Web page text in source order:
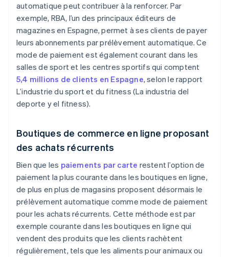
automatique peut contribuer à la renforcer. Par
exemple, RBA, l’un des principaux éditeurs de
magazines en Espagne, permet à ses clients de payer
leurs abonnements par prélèvement automatique. Ce
mode de paiement est également courant dans les
salles de sport et les centres sportifs qui comptent
5,4 millions de clients en Espagne, selon le rapport
L’industrie du sport et du fitness (La industria del
deporte y el fitness).
Boutiques de commerce en ligne proposant
des achats récurrents
Bien que les paiements par carte restent l’option de
paiement la plus courante dans les boutiques en ligne,
de plus en plus de magasins proposent désormais le
prélèvement automatique comme mode de paiement
pour les achats récurrents. Cette méthode est par
exemple courante dans les boutiques en ligne qui
vendent des produits que les clients rachètent
régulièrement, tels que les aliments pour animaux ou